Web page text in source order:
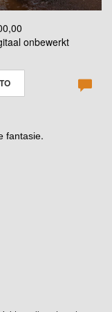
onbewerkt
fantasie.